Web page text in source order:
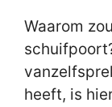
Waarom
heeft, is